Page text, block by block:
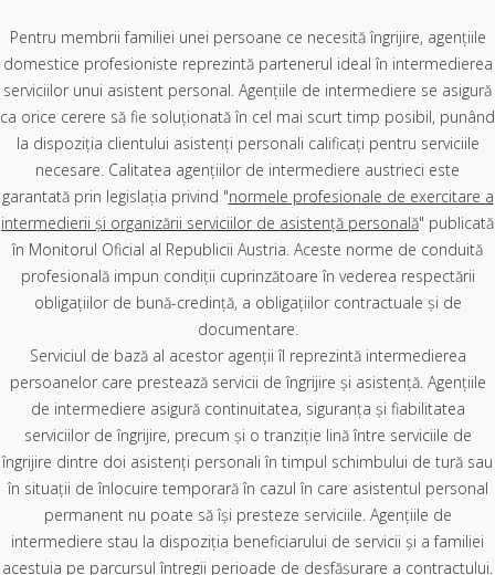
Pentru membrii familiei unei persoane ce necesită îngrijire, agențiile
domestice profesioniste reprezintă partenerul ideal în intermedierea
serviciilor unui asistent personal. Agențiile de intermediere se asigură
ca orice cerere să fie soluționată în cel mai scurt timp posibil, punând
la dispoziția clientului asistenți personali calificați pentru serviciile
necesare. Calitatea agențiilor de intermediere austrieci este
garantată prin legislația privind "normele profesionale de exercitare a
intermedierii și organizării serviciilor de asistență personală" publicată
în Monitorul Oficial al Republicii Austria. Aceste norme de conduită
profesională impun condiții cuprinzătoare în vederea respectării
obligațiilor de bună-credință, a obligațiilor contractuale și de
documentare.
Serviciul de bază al acestor agenții îl reprezintă intermedierea
persoanelor care prestează servicii de îngrijire și asistență. Agențiile
de intermediere asigură continuitatea, siguranța și fiabilitatea
serviciilor de îngrijire, precum și o tranziție lină între serviciile de
îngrijire dintre doi asistenți personali în timpul schimbului de tură sau
în situații de înlocuire temporară în cazul în care asistentul personal
permanent nu poate să își presteze serviciile. Agențiile de
intermediere stau la dispoziția beneficiarului de servicii și a familiei
acestuia pe parcursul întregii perioade de desfășurare a contractului.